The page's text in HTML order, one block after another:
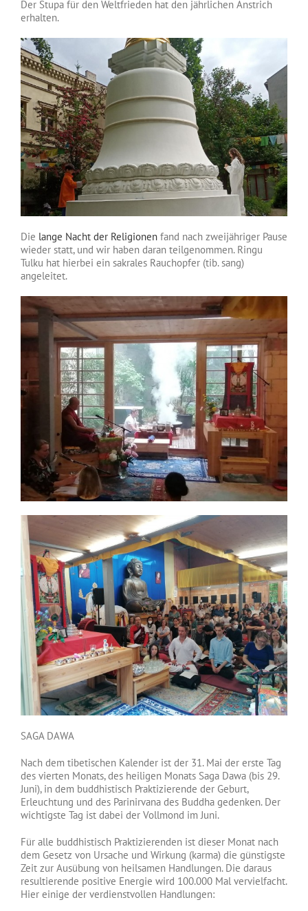
Der Stupa für den Weltfrieden hat den jährlichen Anstrich
erhalten.
Die lange Nacht der Religionen fand nach zweijähriger Pause
wieder statt, und wir haben daran teilgenommen. Ringu
Tulku hat hierbei ein sakrales Rauchopfer (tib. sang)
angeleitet.
SAGA DAWA
Nach dem tibetischen Kalender ist der 31. Mai der erste Tag
des vierten Monats, des heiligen Monats Saga Dawa (bis 29.
Juni), in dem buddhistisch Praktizierende der Geburt,
Erleuchtung und des Parinirvana des Buddha gedenken. Der
wichtigste Tag ist dabei der Vollmond im Juni.
Für alle buddhistisch Praktizierenden ist dieser Monat nach
dem Gesetz von Ursache und Wirkung (karma) die günstigste
Zeit zur Ausübung von heilsamen Handlungen. Die daraus
resultierende positive Energie wird 100.000 Mal vervielfacht.
Hier einige der verdienstvollen Handlungen: